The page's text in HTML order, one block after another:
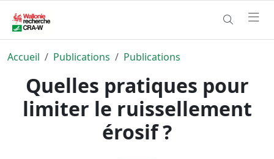
Accueil Publications Publications
Quelles pratiques pour
limiter le ruissellement
érosif ?